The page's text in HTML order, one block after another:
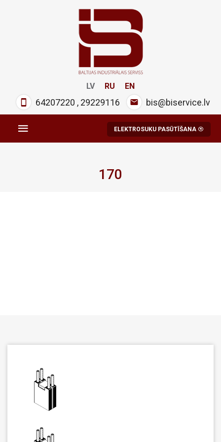
LV RU EN
64207220 , 29229116 bis@biservice.lv
ELEKTROSUKU PASŪTĪŠANA
170